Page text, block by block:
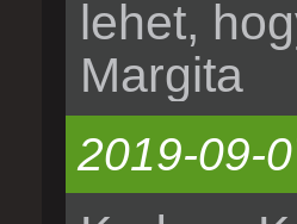
lehet,
Margita
2019-09-